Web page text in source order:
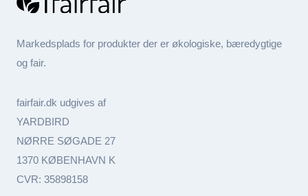
Markedsplads for produkter der er økologiske, bæredygtige
og fair.
fairfair.dk udgives af
YARDBIRD
NØRRE SØGADE 27
1370 KØBENHAVN K
CVR: 35898158